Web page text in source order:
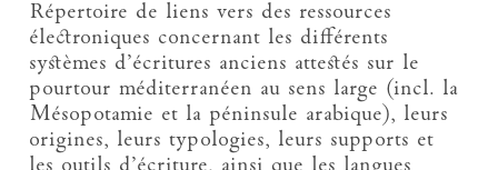
Répertoire de liens vers des ressources
électroniques concernant les différents
systèmes d’écritures anciens attestés sur le
pourtour méditerranéen au sens large (incl. la
Mésopotamie et la péninsule arabique), leurs
origines, leurs typologies, leurs supports et